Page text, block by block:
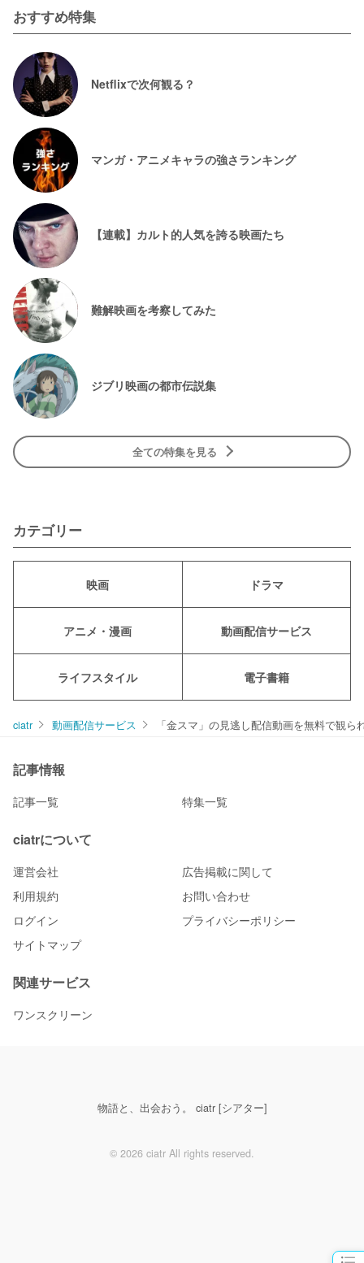
おすすめ特集
Netflixで次何観る？
マンガ・アニメキャラの強さランキング
【連載】カルト的人気を誇る映画たち
難解映画を考察してみた
ジブリ映画の都市伝説集
全ての特集を見る
カテゴリー
映画 ドラマ
アニメ・漫画 動画配信サービス
ライフスタイル 電子書籍
ciatr 動画配信サービス 「金スマ」の見逃し配信動画を無料で観ら
記事情報
記事一覧 特集一覧
ciatrについて
運営会社
広告掲載に関して
利用規約
お問い合わせ
ログイン
プライバシーポリシー
サイトマップ
関連サービス
ワンスクリーン
物語と、出会おう。 ciatr [シアター]
© 2026 ciatr All rights reserved.